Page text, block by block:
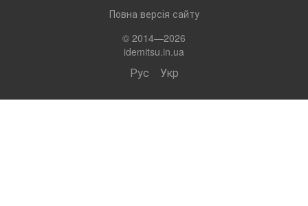
Повна версія сайту
© 2014—2026
idemitsu.in.ua
Рус Укр